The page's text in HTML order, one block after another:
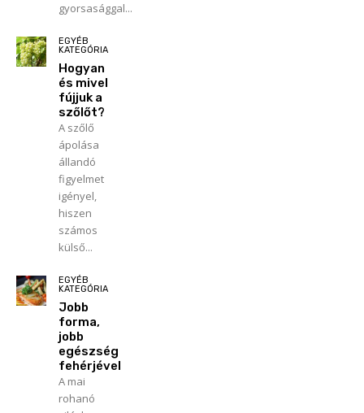
gyorsasággal...
EGYÉB
KATEGÓRIA
Hogyan
és mivel
fújjuk a
szőlőt?
A szőlő
ápolása
állandó
figyelmet
igényel,
hiszen
számos
külső...
EGYÉB
KATEGÓRIA
Jobb
forma,
jobb
egészség
fehérjével
A mai
rohanó